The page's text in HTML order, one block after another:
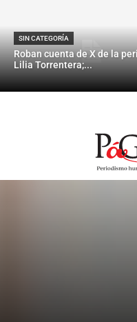
SIN CATEGORÍA
Roban cuenta de X de la
Lilia Torrentera;...